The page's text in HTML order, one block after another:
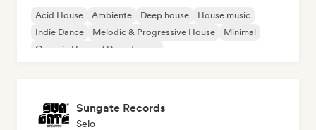
Acid House Ambiente Deep house
House music
Indie Dance
Melodic & Progressive House
Minimal
Organic House / Downtempo
Sungate Records
Selo